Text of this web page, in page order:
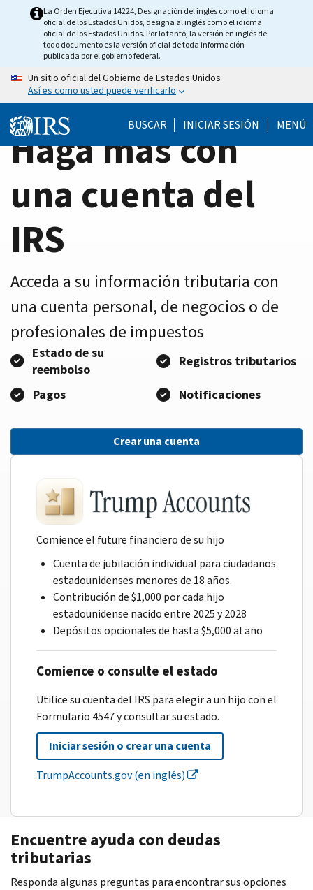
HomeLa Orden Ejecutiva 14224, Designación del inglés como el idioma
oficial de los Estados Unidos, designa al inglés como el idioma
oficial de los Estados Unidos. Por lo tanto, la versión en inglés de
todo documento es la versión oficial de toda información
publicada por el gobierno federal.
Un sitio oficial del Gobierno de Estados Unidos
Así es como usted puede verificarlo
BUSCAR INICIAR SESIÓN MENÚ
Haga más con
una cuenta del
IRS
Acceda a su información tributaria con
una cuenta personal, de negocios o de
profesionales de impuestos
Estado de su
reembolso
Registros tributarios
Pagos
Notificaciones
Crear una cuenta
Comience el future financiero de su hijo
Cuenta de jubilación individual para ciudadanos
estadounidenses menores de 18 años.
Contribución de $1,000 por cada hijo
estadounidense nacido entre 2025 y 2028
Depósitos opcionales de hasta $5,000 al año
Comience o consulte el estado
Utilice su cuenta del IRS para elegir a un hijo con el
Formulario 4547 y consultar su estado.
Iniciar sesión o crear una cuenta
TrumpAccounts.gov (en inglés)
Encuentre ayuda con deudas
tributarias
Responda algunas preguntas para encontrar sus opciones